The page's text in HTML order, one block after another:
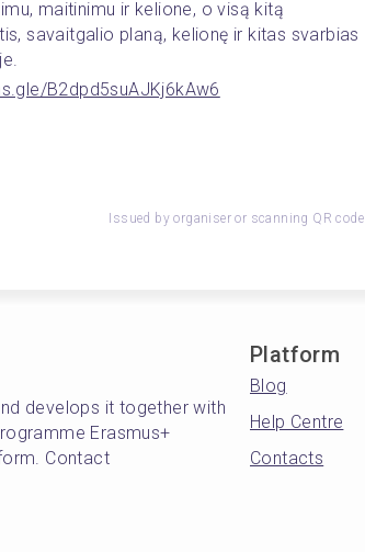
maitinimu ir kelione, o visą kitą
savaitgalio planą, kelionę ir kitas svarbias
B2dpd5suAJKj6kAw6
Issued by organiser or scanning QR code
develops it together with
Erasmus+
Contact
Platform
Blog
Help Centre
Contacts